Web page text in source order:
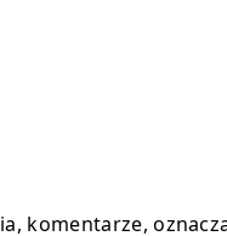
komentarze,